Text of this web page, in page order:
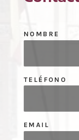
NOMBRE
TELÉFONO
EMAIL